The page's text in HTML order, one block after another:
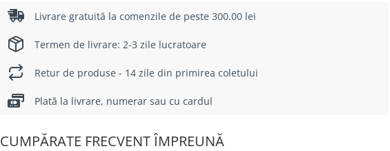
Livrare gratuită la comenzile de peste 300.00 lei
Termen de livrare: 2-3 zile lucratoare
Retur de produse - 14 zile din primirea coletului
Plată la livrare, numerar sau cu cardul
CUMPĂRATE FRECVENT ÎMPREUNĂ